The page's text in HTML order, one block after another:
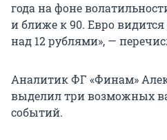
года на фоне
и ближе к 90. Евро
над 12 рублями», —
Аналитик ФГ «Финам»
выделил три возможных
событий.